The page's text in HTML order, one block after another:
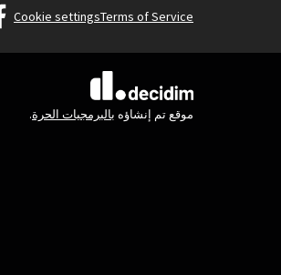
Terms of Service
Cookie settings
(الرابط الخارجي)
موقع تم إنشاؤه بالبرمجيات الحرة.